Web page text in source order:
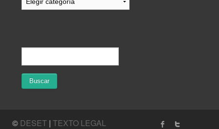
© DESET | TEXTO LEGAL